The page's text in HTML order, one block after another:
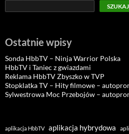
SZUKAJ
Ostatnie wpisy
Sonda HbbTV – Ninja Warrior Polska
HbbTV i Taniec z gwiazdami
Reklama HbbTV Zbyszko w TVP
Stopklatka TV – Hity filmowe –
Sylwestrowa Moc Przebojów –
aplikacja HbbTV aplikacja hybrydowa